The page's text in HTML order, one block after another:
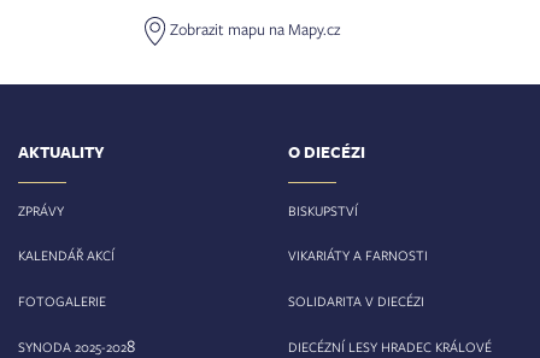
Zobrazit mapu na Mapy.cz
AKTUALITY
ZPRÁVY
KALENDÁŘ AKCÍ
FOTOGALERIE
SYNODA 2025-2028
O DIECÉZI
BISKUPSTVÍ
VIKARIÁTY A FARNOSTI
SOLIDARITA V DIECÉZI
DIECÉZNÍ LESY HRADEC KRÁLOVÉ